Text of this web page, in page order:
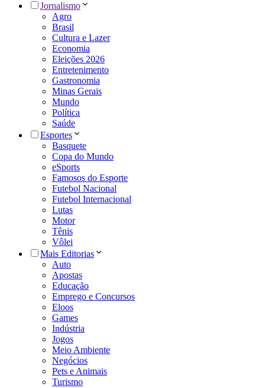
Jornalismo
Agro
Brasil
Cultura e Lazer
Economia
Eleições 2026
Entretenimento
Gastronomia
Minas Gerais
Mundo
Política
Saúde
Esportes
Basquete
Copa do Mundo
eSports
Famosos do Esporte
Futebol Nacional
Futebol Internacional
Lutas
Motor
Tênis
Vôlei
Mais Editorias
Auto
Apostas
Educação
Emprego e Concursos
Eloos
Games
Indústria
Jogos
Meio Ambiente
Negócios
Pets e Animais
Turismo